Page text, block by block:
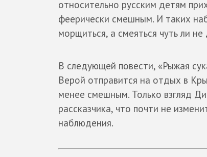
относительно русским детям
феерически смешным. И таких
морщиться, а смеяться чуть ли
В следующей повести, «Рыжая
Верой отправится на отдых в
менее смешным. Только взгляд
рассказчика, что почти не
наблюдения.